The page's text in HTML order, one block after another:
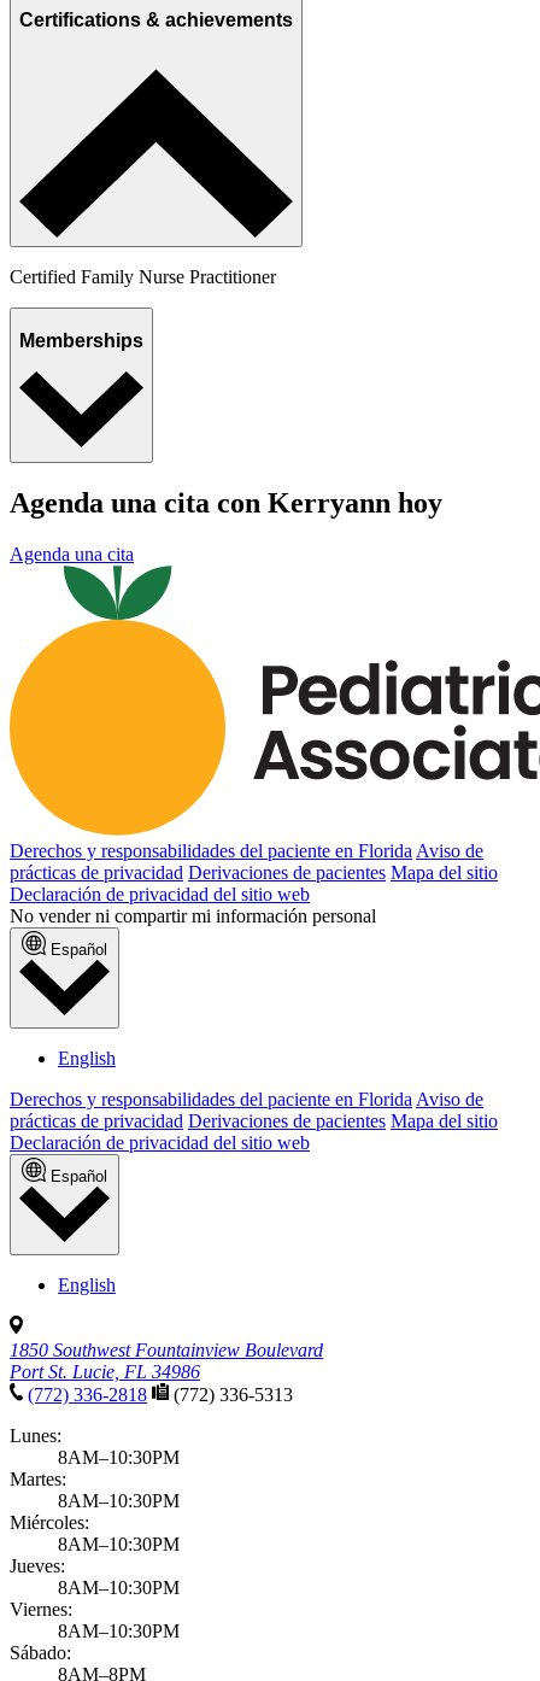
Certifications & achievements
Certified Family Nurse Practitioner
Memberships
Agenda una cita con Kerryann hoy
Agenda una cita
Derechos y responsabilidades del paciente en Florida Aviso de
prácticas de privacidad Derivaciones de pacientes Mapa del sitio
Declaración de privacidad del sitio web
No vender ni compartir mi información personal
Español
English
Derechos y responsabilidades del paciente en Florida Aviso de
prácticas de privacidad Derivaciones de pacientes Mapa del sitio
Declaración de privacidad del sitio web
Español
English
1850 Southwest Fountainview Boulevard
Port St. Lucie, FL 34986
(772) 336-2818
(772) 336-5313
Lunes:
8AM–10:30PM
Martes:
8AM–10:30PM
Miércoles:
8AM–10:30PM
Jueves:
8AM–10:30PM
Viernes:
8AM–10:30PM
Sábado:
8AM–8PM